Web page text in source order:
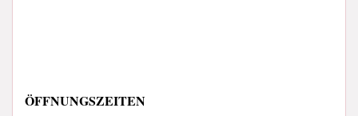
ÖFFNUNGSZEITEN